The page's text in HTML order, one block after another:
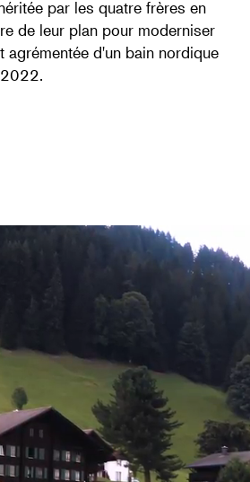
par les quatre frères en
de leur plan pour moderniser
agrémentée d'un bain nordique